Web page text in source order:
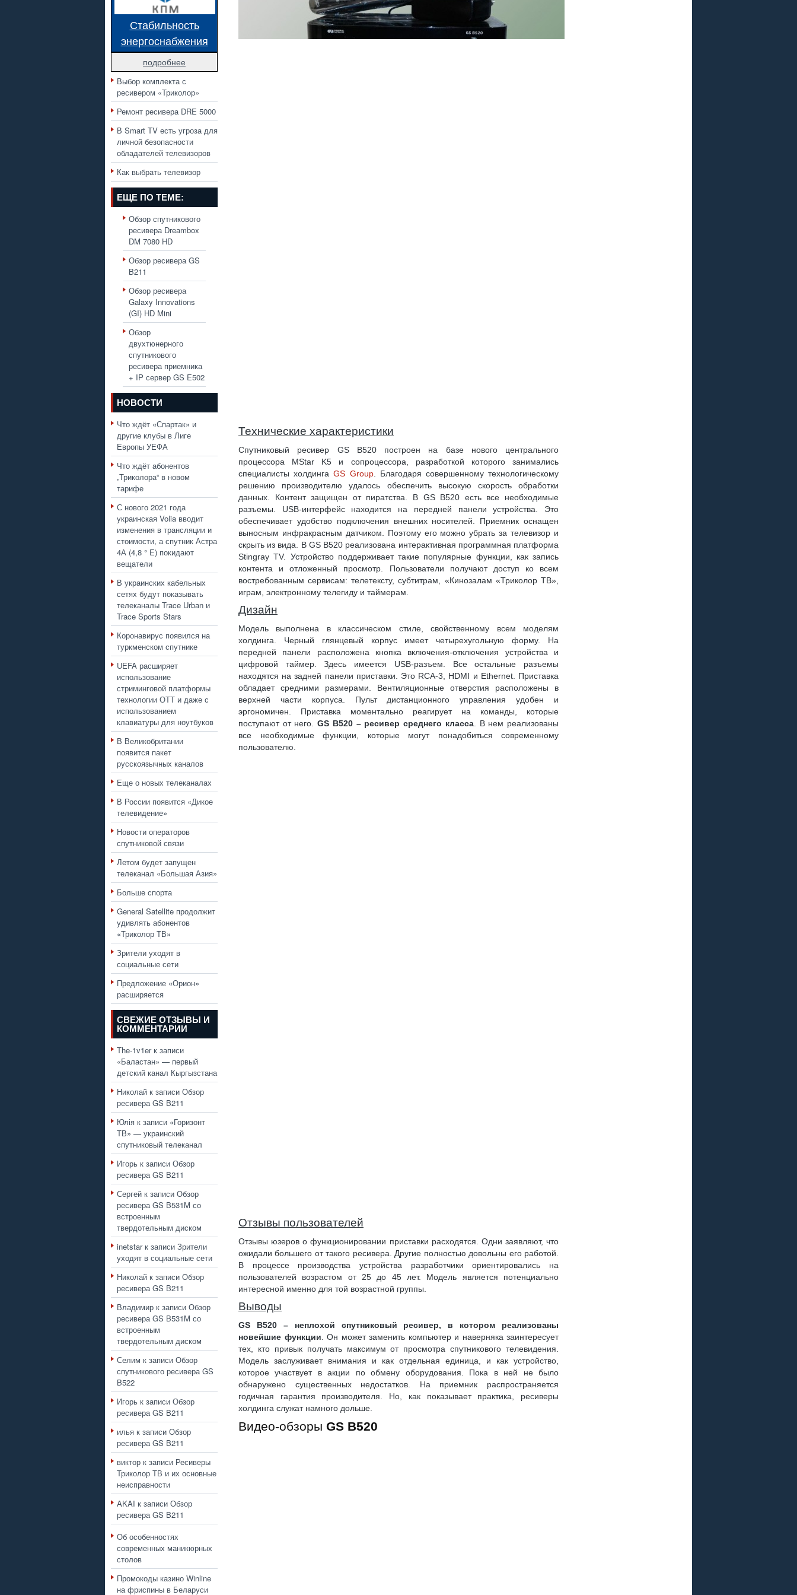
Стабильность
энергоснабжения
подробнее
Выбор комплекта с
ресивером «Триколор»
Ремонт ресивера DRE 5000
В Smart TV есть угроза для
личной безопасности
обладателей телевизоров
Как выбрать телевизор
ЕЩЕ ПО ТЕМЕ:
Обзор спутникового
ресивера Dreambox
DM 7080 HD
Обзор ресивера GS
B211
Обзор ресивера
Galaxy Innovations
(GI) HD Mini
Обзор
двухтюнерного
спутникового
ресивера приемника
+ IP сервер GS E502
НОВОСТИ
Что ждёт «Спартак» и
другие клубы в Лиге
Европы УЕФА
Что ждёт абонентов
„Триколора“ в новом
тарифе
С нового 2021 года
украинская Volia вводит
изменения в трансляции и
стоимости, а спутник Астра
4А (4,8 ° E) покидают
вещатели
В украинских кабельных
сетях будут показывать
телеканалы Trace Urban и
Trace Sports Stars
Коронавирус появился на
туркменском спутнике
UEFA расширяет
использование
стриминговой платформы
технологии ОТТ и даже с
использованием
клавиатуры для ноутбуков
В Великобритании
появится пакет
русскоязычных каналов
Еще о новых телеканалах
В России появится «Дикое
телевидение»
Новости операторов
спутниковой связи
Летом будет запущен
телеканал «Большая Азия»
Больше спорта
General Satellite продолжит
удивлять абонентов
«Триколор ТВ»
Зрители уходят в
социальные сети
Предложение «Орион»
расширяется
СВЕЖИЕ ОТЗЫВЫ И
КОММЕНТАРИИ
The-1v1erк записи
«Баластан» — первый
детский канал Кыргызстана
Николай к записи Обзор
ресивера GS B211
Юлія к записи «Горизонт
ТВ» — украинский
спутниковый телеканал
Игорь к записи Обзор
ресивера GS B211
Сергей к записи Обзор
ресивера GS B531M со
встроенным
твердотельным диском
inetstarк записи Зрители
уходят в социальные сети
Николай к записи Обзор
ресивера GS B211
Владимир к записи Обзор
ресивера GS B531M со
встроенным
твердотельным диском
Селим к записи Обзор
спутникового ресивера GS
B522
Игорь к записи Обзор
ресивера GS B211
илья к записи Обзор
ресивера GS B211
виктор к записи Ресиверы
Триколор ТВ и их основные
неисправности
AKAI к записи Обзор
ресивера GS B211
Об особенностях
современных маникюрных
столов
Промокоды казино Winline
на фриспины в Беларуси
Технические характеристики
Спутниковый ресивер GS B520 построен на базе нового центрального
процессора MStar K5 и сопроцессора, разработкой которого занимались
специалисты холдингаGS Group. Благодаря совершенному технологическому
решению производителю удалось обеспечить высокую скорость обработки
данных. Контент защищен от пиратства. В GS B520 есть все необходимые
разъемы. USB-интерфейс находится на передней панели устройства. Это
обеспечивает удобство подключения внешних носителей. Приемник оснащен
выносным инфракрасным датчиком. Поэтому его можно убрать за телевизор и
скрыть из вида. В GS B520 реализована интерактивная программная платформа
Stingray TV. Устройство поддерживает такие популярные функции, как запись
контента и отложенный просмотр. Пользователи получают доступ ко всем
востребованным сервисам: телетексту, субтитрам, «Кинозалам «Триколор ТВ»,
играм, электронному телегиду и таймерам.
Дизайн
Модель выполнена в классическом стиле, свойственному всем моделям
холдинга. Черный глянцевый корпус имеет четырехугольную форму. На
передней панели расположена кнопка включения-отключения устройства и
цифровой таймер. Здесь имеется USB-разъем. Все остальные разъемы
находятся на задней панели приставки. Это RCA-3, HDMI и Ethernet. Приставка
обладает средними размерами. Вентиляционные отверстия расположены в
верхней части корпуса. Пульт дистанционного управления удобен и
эргономичен. Приставка моментально реагирует на команды, которые
поступают от него.GS B520 – ресивер среднего класса. В нем реализованы
все необходимые функции, которые могут понадобиться современному
пользователю.
Отзывы пользователей
Отзывы юзеров о функционировании приставки расходятся. Одни заявляют, что
ожидали большего от такого ресивера. Другие полностью довольны его работой.
В процессе производства устройства разработчики ориентировались на
пользователей возрастом от 25 до 45 лет. Модель является потенциально
интересной именно для той возрастной группы.
Выводы
GS B520 – неплохой спутниковый ресивер, в котором реализованы
новейшие функции . Он может заменить компьютер и наверняка заинтересует
тех, кто привык получать максимум от просмотра спутникового телевидения.
Модель заслуживает внимания и как отдельная единица, и как устройство,
которое участвует в акции по обмену оборудования. Пока в ней не было
обнаружено существенных недостатков. На приемник распространяется
годичная гарантия производителя. Но, как показывает практика, ресиверы
холдинга служат намного дольше.
Видео-обзоры GS B520